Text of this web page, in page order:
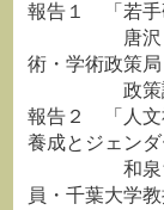
報告１ 「若手
唐沢 裕之
術・学術政策
政策課 人
報告２ 「人文
養成とジェンダ
和泉ちえ
員・千葉大学教